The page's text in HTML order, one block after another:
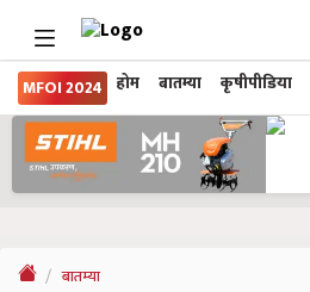
MFOI 2024 होम बातम्या कृषीपीडिया
बातम्या